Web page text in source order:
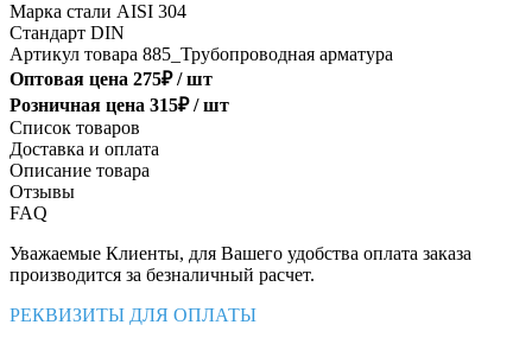
Марка стали AISI 304
Стандарт DIN
Артикул товара 885_Трубопроводная арматура
Оптовая цена 275₽ /шт
Розничная цена 315₽ /шт
Список товаров
Доставка и оплата
Описание товара
Отзывы
FAQ
Уважаемые Клиенты, для Вашего удобства оплата заказа
производится за безналичный расчет.
РЕКВИЗИТЫ ДЛЯ ОПЛАТЫ